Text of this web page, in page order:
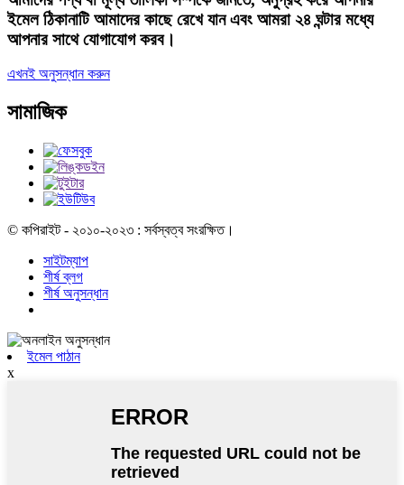
ইমেল ঠিকানাটি আমাদের কাছে রেখে যান এবং আমরা ২৪ ঘন্টার মধ্যে
আপনার সাথে যোগাযোগ করব।
এখনই অনুসন্ধান করুন
সামাজিক
© কপিরাইট - ২০১০-২০২৩ : সর্বস্বত্ব সংরক্ষিত।
সাইটম্যাপ
শীর্ষ ব্লগ
শীর্ষ অনুসন্ধান
ইমেল পাঠান
x